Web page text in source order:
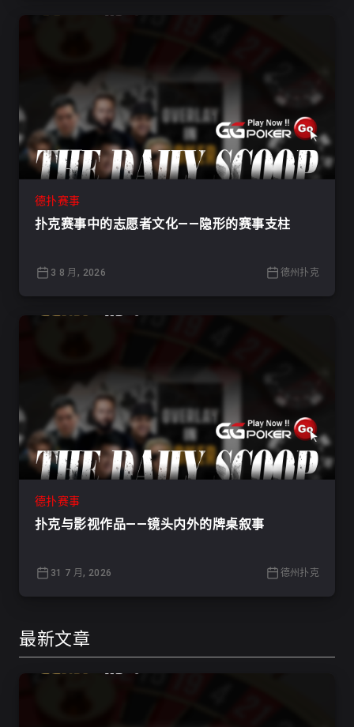
德扑赛事
扑克赛事中的志愿者文化——隐形的赛事支柱
3 8 月, 2026 德州扑克
德扑赛事
扑克与影视作品——镜头内外的牌桌叙事
31 7 月, 2026 德州扑克
最新文章